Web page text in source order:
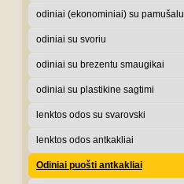
odiniai (ekonominiai) su pamušalu
odiniai su svoriu
odiniai su brezentu smaugikai
odiniai su plastikine sagtimi
lenktos odos su svarovski
lenktos odos antkakliai
Odiniai puošti antkakliai